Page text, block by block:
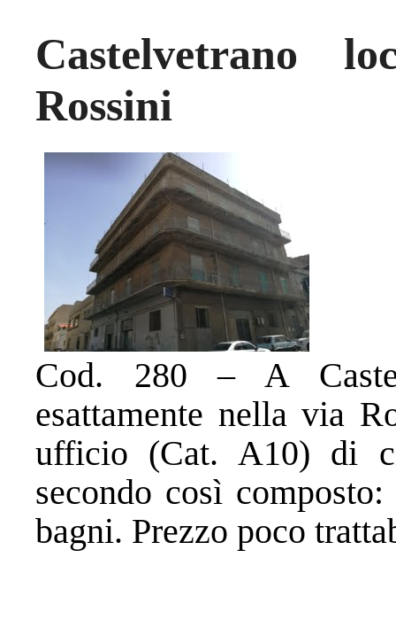
Castelvetrano
Rossini
Cod. 280 – A
esattamente nella via
ufficio (Cat. A10) di
secondo così
bagni. Prezzo poco